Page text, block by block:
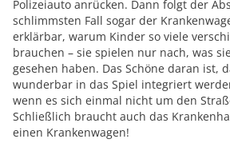
Polizeiauto anrücken. Dann folgt der
schlimmsten Fall sogar der
erklärbar, warum Kinder so viele
brauchen – sie spielen nur nach, was
gesehen haben. Das Schöne daran ist,
wunderbar in das Spiel integriert
wenn es sich einmal nicht um den
Schließlich braucht auch das
einen Krankenwagen!